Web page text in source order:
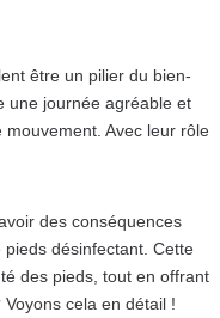
être un pilier du bien-
une journée agréable et
Avec leur rôle
des conséquences
pieds désinfectant. Cette
des pieds, tout en offrant
cela en détail !